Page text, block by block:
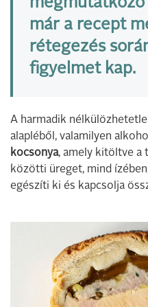
már a recept
rétegezés
figyelmet kap.
A harmadik
alapléből, valamilyen
kocsonya, amely kitöltve a
közötti üreget, mind
egészíti ki és kapcsolja